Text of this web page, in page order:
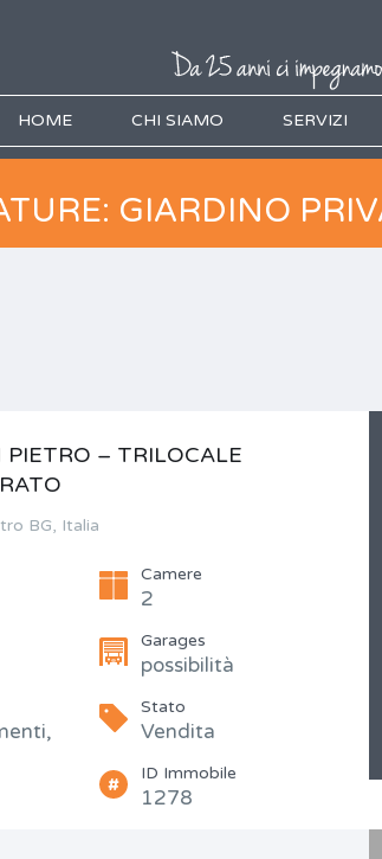
HOME CHI SIAMO SERVIZI
GIARDINO
PIETRO – TRILOCALE
BG, Italia
Camere
2
Garages
possibilità
Stato
Vendita
ID Immobile
1278